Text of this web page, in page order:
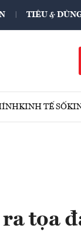
TIÊU &
KINH TẾ SỐ
ra tọa